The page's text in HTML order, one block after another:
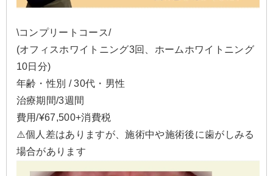
\コンプリートコース/
(オフィスホワイトニング3回、ホームホワイトニング
10日分)
年齢・性別 / 30代・男性
治療期間/3週間
費用/¥67,500+消費税
⚠️個人差はありますが、施術中や施術後に歯がしみる
場合があります